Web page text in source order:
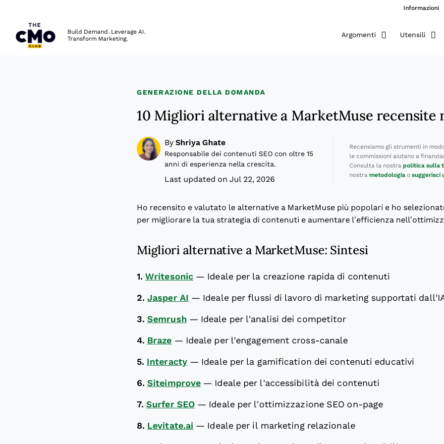
Informazioni
Build Demand. Leverage AI.
Transform Marketing.
Argomenti Utensili
GENERAZIONE DELLA DOMANDA
10 Migliori alternative a MarketMuse recensite
By Shriya Ghate
Responsabile dei contenuti SEO con oltre 15
anni di esperienza nella crescita.
Last updated on Jul 22, 2026
Recensiamo gli strumenti in
le commissioni aiutano a
Consulta la nostra politica sulla
nostra metodologiao suggerisci
Ho recensito e valutato le alternative a MarketMuse più popolari e ho
per migliorare la tua strategia di contenuti e aumentare l’efficienza
Migliori alternative a MarketMuse: Sintesi
1. Writesonic — Ideale per la creazione rapida di contenuti
2. Jasper AI — Ideale per flussi di lavoro di marketing supportati
3. Semrush — Ideale per l'analisi dei competitor
4. Braze — Ideale per l'engagement cross-canale
5. Interacty — Ideale per la gamification dei contenuti educativi
6. Siteimprove — Ideale per l'accessibilità dei contenuti
7. Surfer SEO — Ideale per l'ottimizzazione SEO on-page
8. Levitate.ai — Ideale per il marketing relazionale